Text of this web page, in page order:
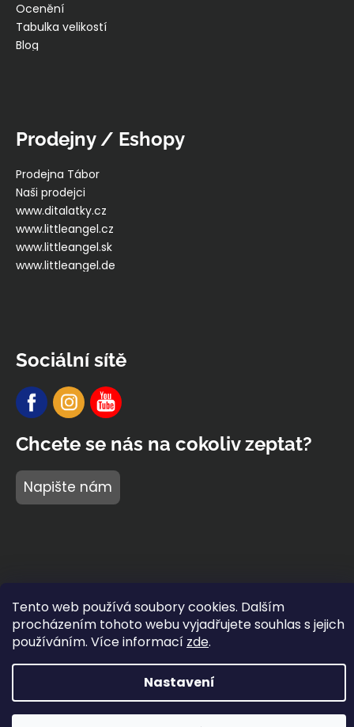
Tento web používá soubory cookies. Dalším
procházením tohoto webu vyjadřujete souhlas s jejich
používáním. Více informací zde.
Nastavení
Ocenění
Tabulka velikostí
Blog
Prodejny / Eshopy
Prodejna Tábor
Naši prodejci
www.ditalatky.cz
www.littleangel.cz
www.littleangel.sk
www.littleangel.de
Sociální sítě
Chcete se nás na cokoliv zeptat?
Napište nám
BARIDI wear®. Všechna práva vyhrazena.